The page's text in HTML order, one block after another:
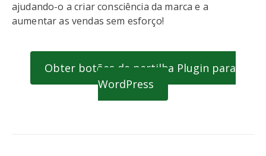
ajudando-o a criar consciência da marca e a
aumentar as vendas sem esforço!
Obter botões de partilha Plugin para
WordPress